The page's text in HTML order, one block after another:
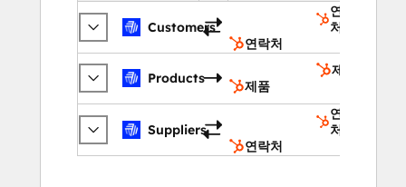
Customers
연락
처
연락처
Products
제품
제품
Suppliers
연락
처
연락처